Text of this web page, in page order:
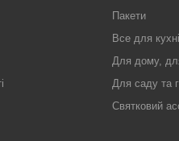
Пакети
Все для кухні
Для дому,
Для саду та
Святковий